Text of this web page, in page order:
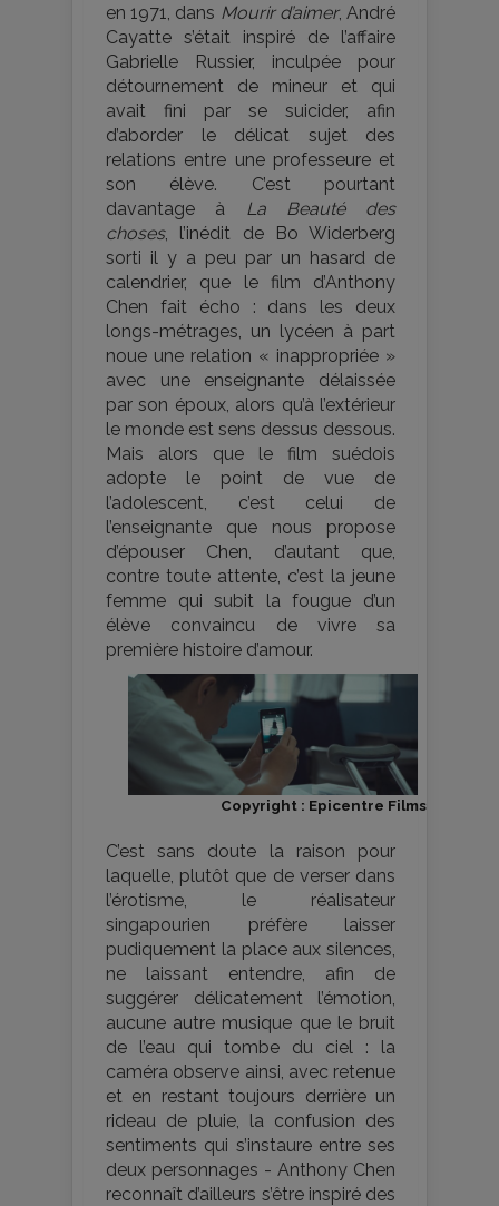
en 1971, dans Mourir d’aimer, André
Cayatte s’était inspiré de l’affaire
Gabrielle Russier, inculpée pour
détournement de mineur et qui
avait fini par se suicider, afin
d’aborder le délicat sujet des
relations entre une professeure et
son élève. C’est pourtant
davantage à
La Beauté des
choses, l’inédit de Bo Widerberg
sorti il y a peu par un hasard de
calendrier, que le film d’Anthony
Chen fait écho : dans les deux
longs-métrages, un lycéen à part
noue une relation « inappropriée »
avec une enseignante délaissée
par son époux, alors qu’à l’extérieur
le monde est sens dessus dessous.
Mais alors que le film suédois
adopte le point de vue de
l’adolescent, c’est celui de
l’enseignante que nous propose
d’épouser Chen, d’autant que,
contre toute attente, c’est la jeune
femme qui subit la fougue d’un
élève convaincu de vivre sa
première histoire d’amour.
Copyright : Epicentre Films
C’est sans doute la raison pour
laquelle, plutôt que de verser dans
l’érotisme, le réalisateur
singapourien préfère laisser
pudiquement la place aux silences,
ne laissant entendre, afin de
suggérer délicatement l’émotion,
aucune autre musique que le bruit
de l’eau qui tombe du ciel : la
caméra observe ainsi, avec retenue
et en restant toujours derrière un
rideau de pluie, la confusion des
sentiments qui s’instaure entre ses
deux personnages - Anthony Chen
reconnaît d’ailleurs s’être inspiré des